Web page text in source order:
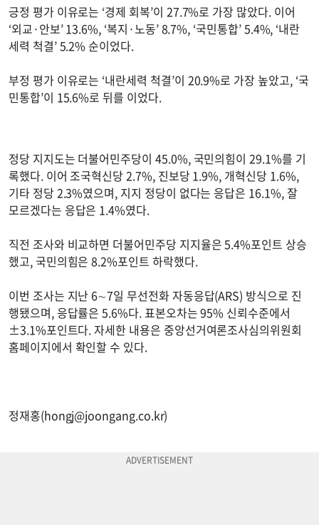
긍정 평가 이유로는 ‘경제 회복’이 27.7%로 가장 많았다. 이어
‘외교·안보’ 13.6%, ‘복지·노동’ 8.7%, ‘국민통합’ 5.4%, ‘내란
세력 척결’ 5.2% 순이었다.
부정 평가 이유로는 ‘내란세력 척결’이 20.9%로 가장 높았고, ‘국
민통합’이 15.6%로 뒤를 이었다.
정당 지지도는 더불어민주당이 45.0%, 국민의힘이 29.1%를 기
록했다. 이어 조국혁신당 2.7%, 진보당 1.9%, 개혁신당 1.6%,
기타 정당 2.3%였으며, 지지 정당이 없다는 응답은 16.1%, 잘
모르겠다는 응답은 1.4%였다.
직전 조사와 비교하면 더불어민주당 지지율은 5.4%포인트 상승
했고, 국민의힘은 8.2%포인트 하락했다.
이번 조사는 지난 6∼7일 무선전화 자동응답(ARS) 방식으로 진
행됐으며, 응답률은 5.6%다. 표본오차는 95% 신뢰수준에서
±3.1%포인트다. 자세한 내용은 중앙선거여론조사심의위원회
홈페이지에서 확인할 수 있다.
정재홍(hongj@joongang.co.kr)